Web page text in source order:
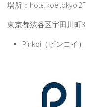
場所：hotel koe tokyo
東京都渋谷区宇田川町
Pinkoi（ピンコイ